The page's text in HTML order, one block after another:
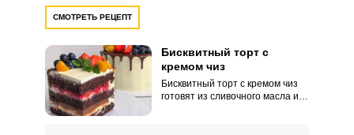
СМОТРЕТЬ РЕЦЕПТ
Бисквитный торт с
кремом чиз
Бисквитный торт с кремом чиз
готовят из сливочного масла или